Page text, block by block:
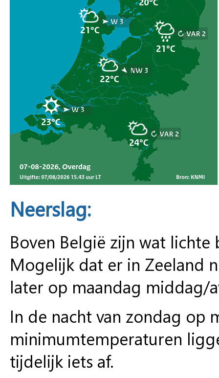
Neerslag:
Boven België zijn wat
Mogelijk dat er in Zeeland
later op maandag middag/
In de nacht van zondag op
minimumtemperaturen
tijdelijk iets af.